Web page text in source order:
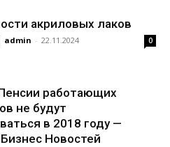
акриловых лаков
admin - 22.11.2024 0
работающих
не будут
в 2018 году —
Новостей